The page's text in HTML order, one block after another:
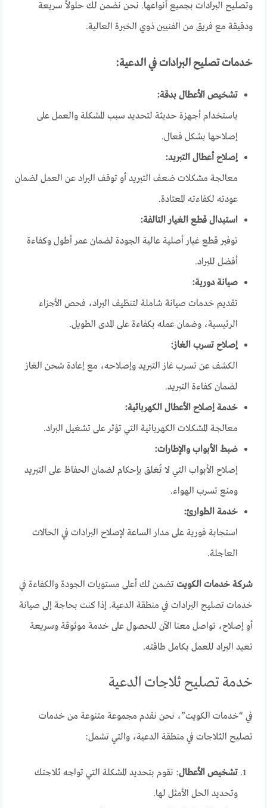
وتصليح البرادات بجميع أنواعها. نحن نضمن لك حلولاً سريعة
ودقيقة مع فريق من الفنيين ذوي الخبرة العالية.
خدمات تصليح البرادات في الدعية:
تشخيص الأعطال بدقة:
باستخدام أجهزة حديثة لتحديد سبب المشكلة والعمل على
إصلاحها بشكل فعال.
إصلاح أعطال التبريد:
معالجة مشكلات ضعف التبريد أو توقف البراد عن العمل لضمان
عودته لكفاءته المعتادة.
استبدال قطع الغيار التالفة:
توفير قطع غيار أصلية عالية الجودة لضمان عمر أطول وكفاءة
أفضل للبراد.
صيانة دورية:
تقديم خدمات صيانة شاملة لتنظيف البراد، فحص الأجزاء
الرئيسية، وضمان عمله بكفاءة على المدى الطويل.
إصلاح تسرب الغاز:
الكشف عن تسرب غاز التبريد وإصلاحه، مع إعادة شحن الغاز
لضمان كفاءة التبريد.
خدمة إصلاح الأعطال الكهربائية:
معالجة المشكلات الكهربائية التي تؤثر على تشغيل البراد.
ضبط الأبواب والإطارات:
إصلاح الأبواب التي لا تُغلق بإحكام لضمان الحفاظ على التبريد
ومنع تسرب الهواء.
خدمة الطوارئ:
استجابة فورية على مدار الساعة لإصلاح البرادات في الحالات
العاجلة.
شركة خدمات الكويت تضمن لك أعلى مستويات الجودة والكفاءة في
خدمات تصليح البرادات في منطقة الدعية. إذا كنت بحاجة إلى صيانة
أو إصلاح، تواصل معنا الآن للحصول على خدمة موثوقة وسريعة
تعيد البراد للعمل بكامل طاقته.
خدمة تصليح ثلاجات الدعية
في “خدمات الكويت”، نحن نقدم مجموعة متنوعة من خدمات
تصليح الثلاجات في منطقة الدعية، والتي تشمل:
تشخيص الأعطال: نقوم بتحديد المشكلة التي تواجه ثلاجتك
وتحديد الحل الأمثل لها.